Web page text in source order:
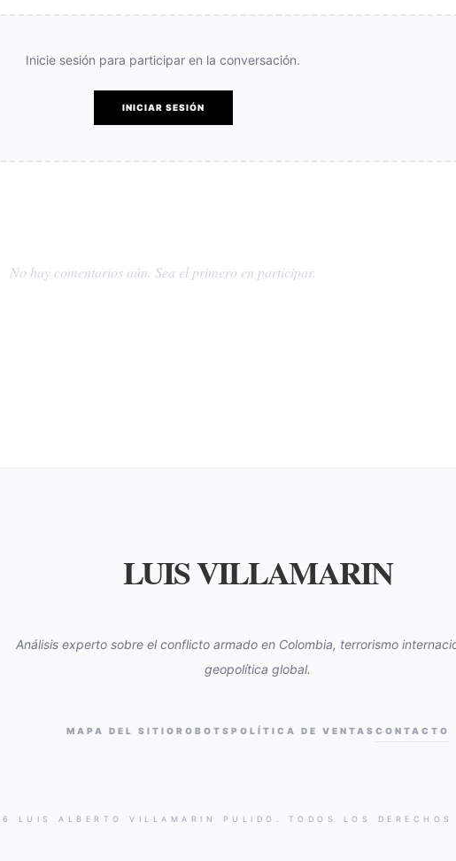
Inicie sesión para participar en la conversación.
INICIAR SESIÓN
No hay comentarios aún. Sea el primero en participar.
LUIS VILLAMARIN
Análisis experto sobre el conflicto armado en Colombia, terrorismo
geopolítica global.
MAPA DEL SITIO ROBOTS POLÍTICA DE VENTAS CONTACTO
LUIS ALBERTO VILLAMARIN PULIDO. TODOS LOS DERECHOS